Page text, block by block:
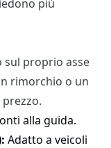
più
sul proprio asse
rimorchio o un
alla guida.
Adatto a veicoli